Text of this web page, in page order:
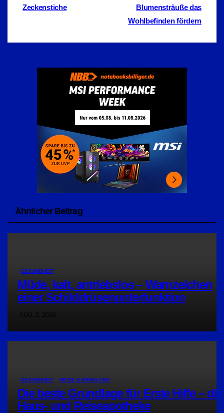
Blumensträuße das
Wohlbefinden fördern
Zeckenstiche
Ähnlicher Beitrag
GESUNDHEIT
Müde, kalt, antriebslos – Warnzeichen
einer Schilddrüsenunterfunktion
GESUNDHEIT REISE & ERHOLUNG
Die beste Grundlage für Erste Hilfe – die
Haus- und Reiseapotheke